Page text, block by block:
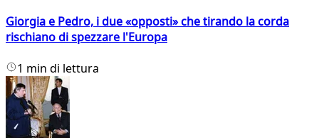
Giorgia e Pedro, i due «opposti» che tirando la corda
rischiano di spezzare l'Europa
1 min di lettura